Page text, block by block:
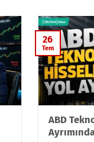
ABD
26
Tem